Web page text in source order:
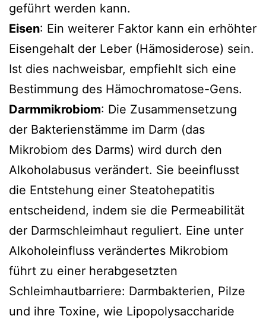
geführt werden kann.
Eisen: Ein weiterer Faktor kann ein erhöhter
Eisengehalt der Leber (Hämosiderose) sein.
Ist dies nachweisbar, empfiehlt sich eine
Bestimmung des Hämochromatose-Gens.
Darmmikrobiom: Die Zusammensetzung
der Bakterienstämme im Darm (das
Mikrobiom des Darms) wird durch den
Alkoholabusus verändert. Sie beeinflusst
die Entstehung einer Steatohepatitis
entscheidend, indem sie die Permeabilität
der Darmschleimhaut reguliert. Eine unter
Alkoholeinfluss verändertes Mikrobiom
führt zu einer herabgesetzten
Schleimhautbarriere: Darmbakterien, Pilze
und ihre Toxine, wie Lipopolysaccharide